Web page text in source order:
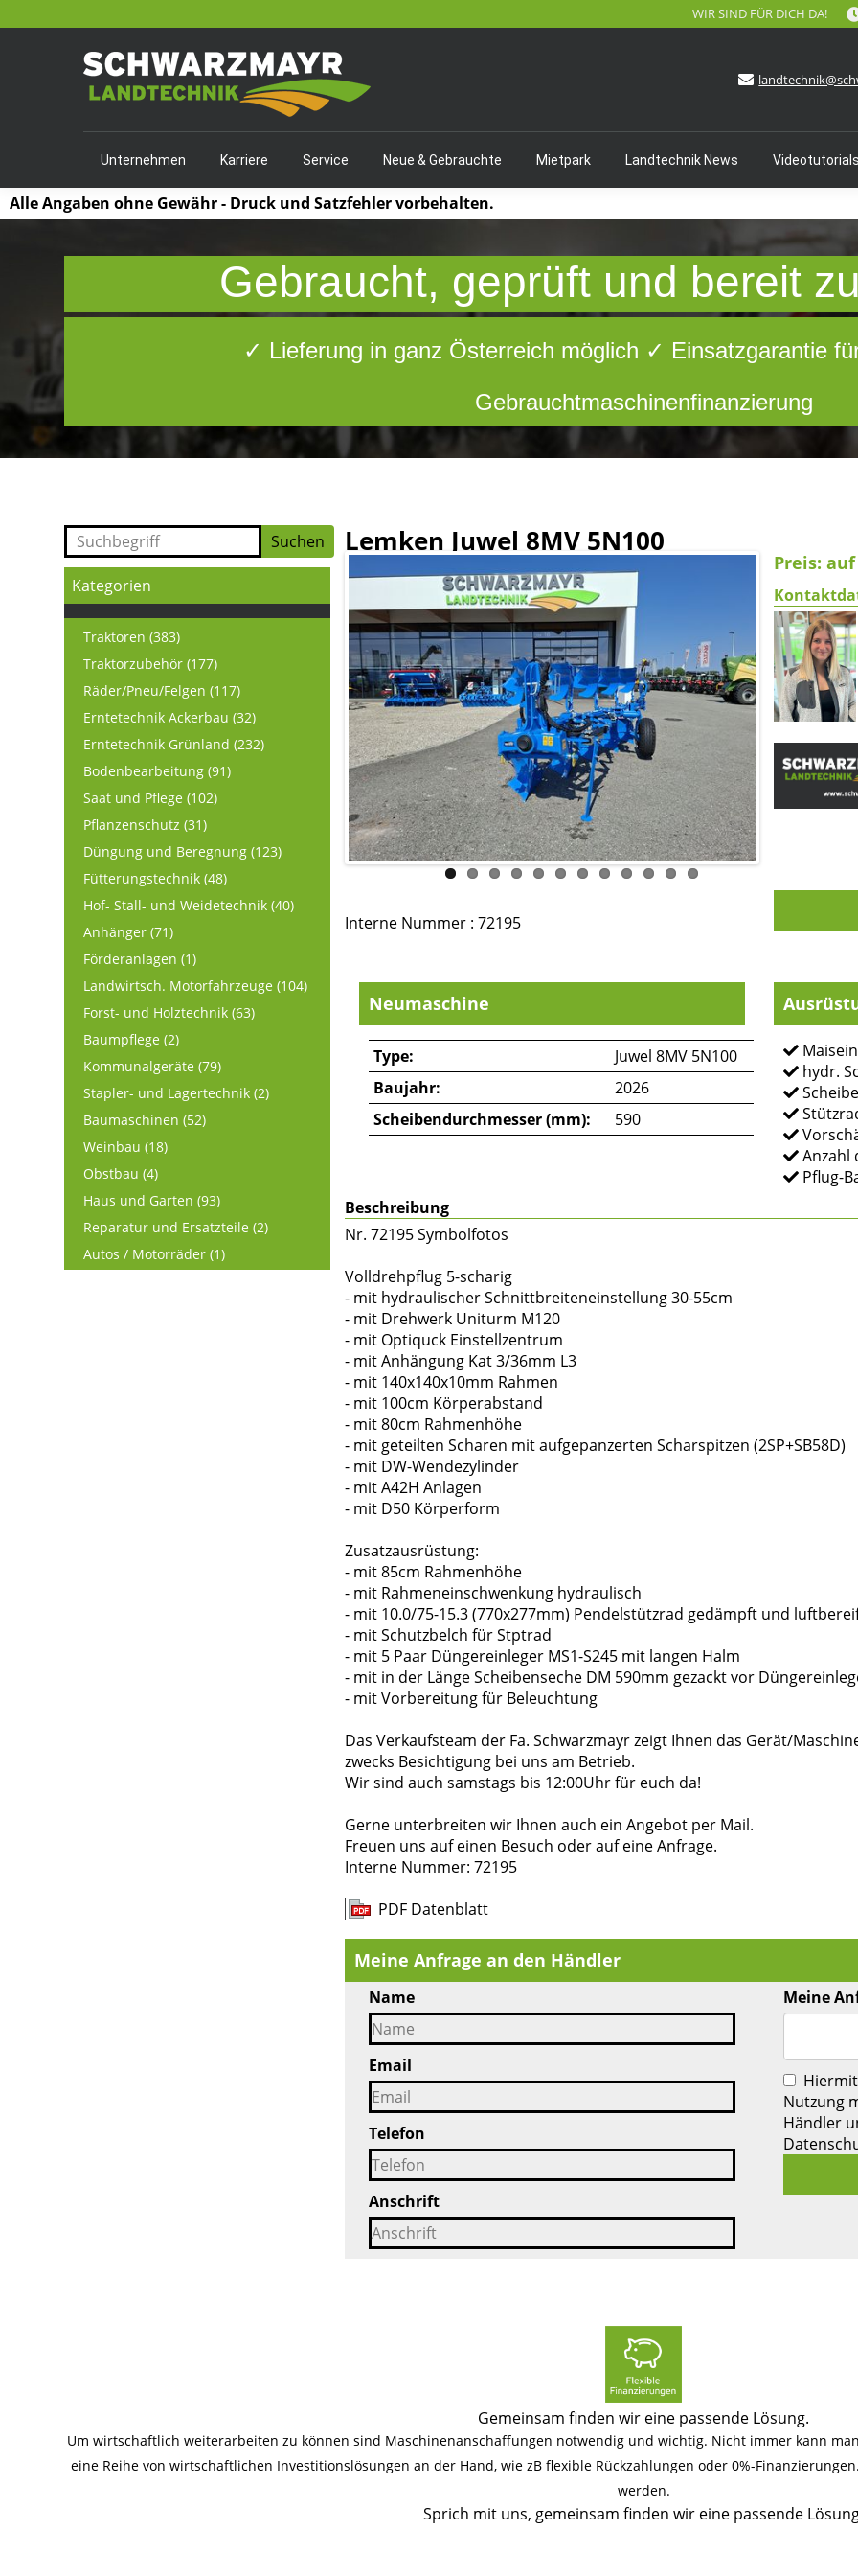
WIR SIND FÜR DICH DA!
Unternehmen Karriere Service Neue & Gebrauchte Mietpark Landtechnik News Videotutorials
Gebraucht, geprüft und bereit
✓ Lieferung in ganz Österreich möglich ✓ Einsatzgarantie
Gebrauchtmaschinenfinanzierung
Kategorien
Traktoren (383)
Traktorzubehör (177)
Räder/Pneu/Felgen (117)
Erntetechnik Ackerbau (32)
Erntetechnik Grünland (232)
Bodenbearbeitung (91)
Saat und Pflege (102)
Pflanzenschutz (31)
Düngung und Beregnung (123)
Fütterungstechnik (48)
Hof- Stall- und Weidetechnik (40)
Anhänger (71)
Förderanlagen (1)
Landwirtsch. Motorfahrzeuge (104)
Forst- und Holztechnik (63)
Baumpflege (2)
Kommunalgeräte (79)
Stapler- und Lagertechnik (2)
Baumaschinen (52)
Weinbau (18)
Obstbau (4)
Haus und Garten (93)
Reparatur und Ersatzteile (2)
Autos / Motorräder (1)
Lemken Juwel 8MV 5N100
Interne Nummer : 72195
Preis:
Neumaschine
Type:
Juwel 8MV 5N100
Baujahr:
2026
Scheibendurchmesser (mm):
590
hydr.
Anzahl
Pflug-
Beschreibung
Nr. 72195 Symbolfotos
Volldrehpflug 5-scharig
- mit hydraulischer Schnittbreiteneinstellung 30-55cm
- mit Drehwerk Uniturm M120
- mit Optiquck Einstellzentrum
- mit Anhängung Kat 3/36mm L3
- mit 140x140x10mm Rahmen
- mit 100cm Körperabstand
- mit 80cm Rahmenhöhe
- mit geteilten Scharen mit aufgepanzerten Scharspitzen (2SP+SB58D)
- mit DW-Wendezylinder
- mit A42H Anlagen
- mit D50 Körperform
Zusatzausrüstung:
- mit 85cm Rahmenhöhe
- mit Rahmeneinschwenkung hydraulisch
- mit 10.0/75-15.3 (770x277mm) Pendelstützrad gedämpft und
- mit Schutzbelch für Stptrad
- mit 5 Paar Düngereinleger MS1-S245 mit langen Halm
- mit in der Länge Scheibenseche DM 590mm gezackt vor
- mit Vorbereitung für Beleuchtung
Das Verkaufsteam der Fa. Schwarzmayr zeigt Ihnen das Gerät/
zwecks Besichtigung bei uns am Betrieb.
Wir sind auch samstags bis 12:00Uhr für euch da!
Gerne unterbreiten wir Ihnen auch ein Angebot per Mail.
Freuen uns auf einen Besuch oder auf eine Anfrage.
Interne Nummer: 72195
PDF Datenblatt
Meine Anfrage an den Händler
Name
Email
Telefon
Anschrift
Meine
Hiermit
Nutzung
Händler
Gemeinsam finden wir eine passende Lösung.
Um wirtschaftlich weiterarbeiten zu können sind Maschinenanschaffungen notwendig und wichtig. Nicht immer kann
eine Reihe von wirtschaftlichen Investitionslösungen an der Hand, wie zB flexible Rückzahlungen oder 0%-
werden.
Sprich mit uns, gemeinsam finden wir eine passende
Alle Angaben ohne Gewähr - Druck und Satzfehler vorbehalten.